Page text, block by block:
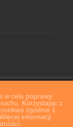
w celu poprawy
Korzystając z
zgodnie z
informacji